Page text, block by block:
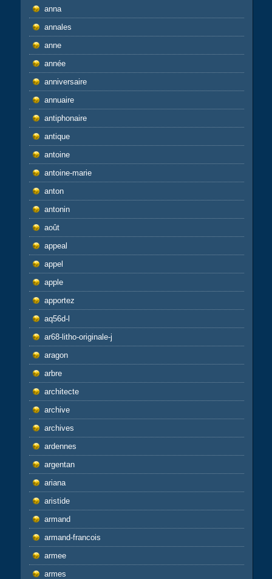
anna
annales
anne
année
anniversaire
annuaire
antiphonaire
antique
antoine
antoine-marie
anton
antonin
août
appeal
appel
apple
apportez
aq56d-l
ar68-litho-originale-j
aragon
arbre
architecte
archive
archives
ardennes
argentan
ariana
aristide
armand
armand-francois
armee
armes